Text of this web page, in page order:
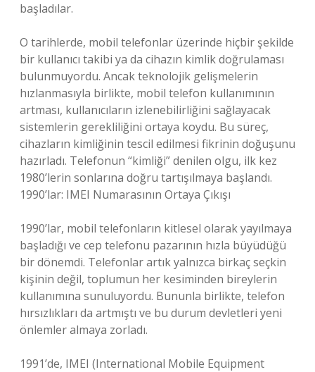
başladılar.
O tarihlerde, mobil telefonlar üzerinde hiçbir şekilde
bir kullanıcı takibi ya da cihazın kimlik doğrulaması
bulunmuyordu. Ancak teknolojik gelişmelerin
hızlanmasıyla birlikte, mobil telefon kullanımının
artması, kullanıcıların izlenebilirliğini sağlayacak
sistemlerin gerekliliğini ortaya koydu. Bu süreç,
cihazların kimliğinin tescil edilmesi fikrinin doğuşunu
hazırladı. Telefonun “kimliği” denilen olgu, ilk kez
1980’lerin sonlarına doğru tartışılmaya başlandı.
1990’lar: IMEI Numarasının Ortaya Çıkışı
1990’lar, mobil telefonların kitlesel olarak yayılmaya
başladığı ve cep telefonu pazarının hızla büyüdüğü
bir dönemdi. Telefonlar artık yalnızca birkaç seçkin
kişinin değil, toplumun her kesiminden bireylerin
kullanımına sunuluyordu. Bununla birlikte, telefon
hırsızlıkları da artmıştı ve bu durum devletleri yeni
önlemler almaya zorladı.
1991’de, IMEI (International Mobile Equipment